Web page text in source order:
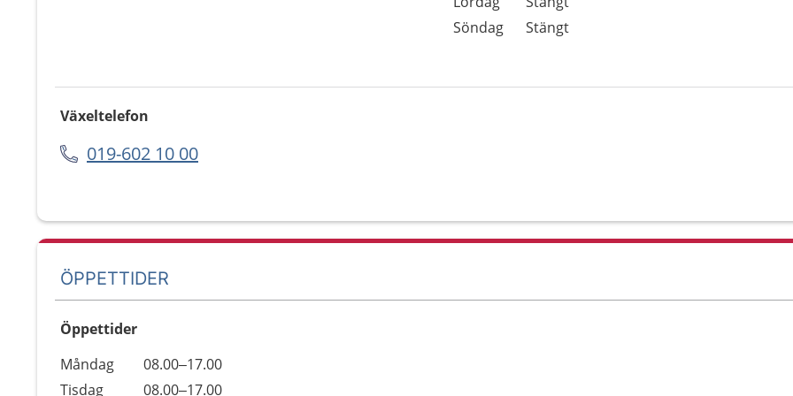
Söndag
Stängt
Växeltelefon
019-602 10 00
ÖPPETTIDER
Öppettider
Dag
Öppettider
Kommentarer
Måndag
08.00–17.00
Tisdag
08.00–17.00